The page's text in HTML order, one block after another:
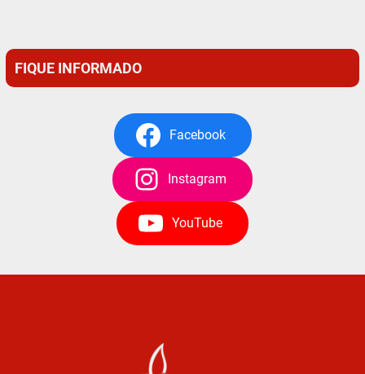
FIQUE INFORMADO
Facebook
Instagram
YouTube